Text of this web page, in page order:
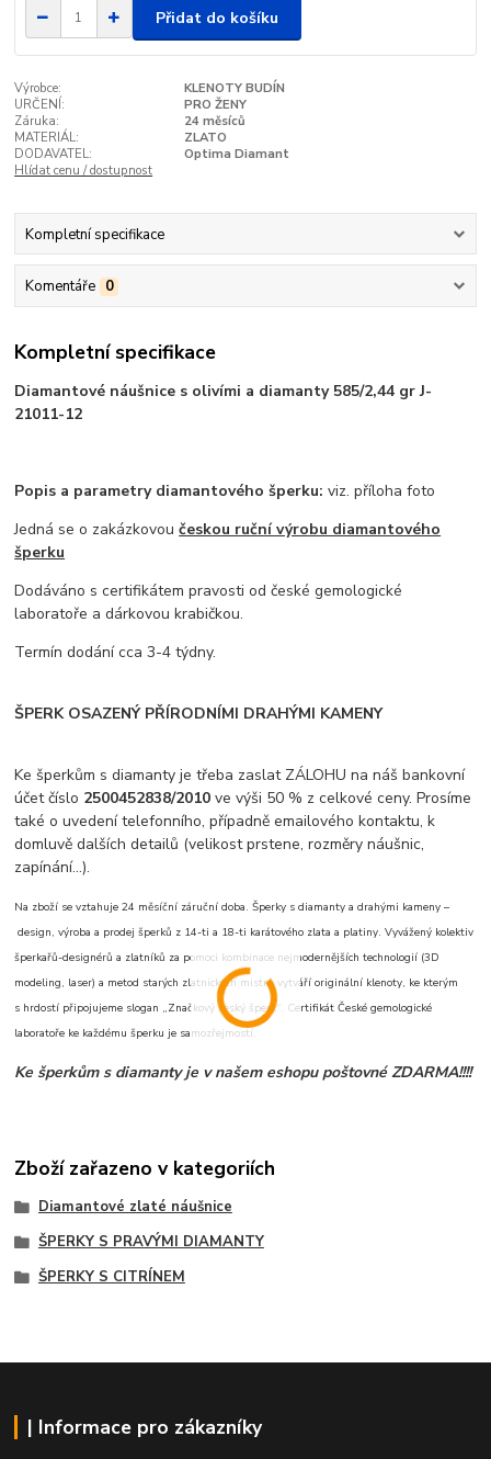
Přidat do košíku
Výrobce:
KLENOTY BUDÍN
URČENÍ:
PRO ŽENY
Záruka:
24 měsíců
MATERIÁL:
ZLATO
DODAVATEL:
Optima Diamant
Hlídat cenu / dostupnost
Kompletní specifikace
Komentáře 0
Kompletní specifikace
Diamantové náušnice s olivími a diamanty 585/2,44 gr J-
21011-12
Popis a parametry diamantového šperku: viz. příloha foto
Jedná se o zakázkovoučeskou ruční výrobu diamantového
šperku
Dodáváno s certifikátem pravosti od české gemologické
laboratoře a dárkovou krabičkou.
Termín dodání cca 3-4 týdny.
ŠPERK OSAZENÝ PŘÍRODNÍMI DRAHÝMI KAMENY
Ke šperkům s diamanty je třeba zaslat ZÁLOHU na náš bankovní
účet číslo 2500452838/2010ve výši 50 % z celkové ceny. Prosíme
také o uvedení telefonního, případně emailového kontaktu, k
domluvě dalších detailů (velikost prstene, rozměry náušnic,
zapínání...).
Na zboží se vztahuje 24 měsíční záruční doba. Šperky s diamanty a drahými kameny –
design, výroba a prodej šperků z 14-ti a 18-ti karátového zlata a platiny. Vyvážený kolektiv
šperkařů-designérů a zlatníků za pomoci kombinace nejmodernějších technologií (3D
modeling, laser) a metod starých zlatnických mistrů vytváří originální klenoty, ke kterým
s hrdostí připojujeme slogan „Značkový český šperk“. Certifikát České gemologické
laboratoře ke každému šperku je samozřejmostí.
Ke šperkům s diamanty je v našem eshopu poštovné ZDARMA!!!!
Zboží zařazeno v kategoriích
Diamantové zlaté náušnice
ŠPERKY S PRAVÝMI DIAMANTY
ŠPERKY S CITRÍNEM
| Informace pro zákazníky